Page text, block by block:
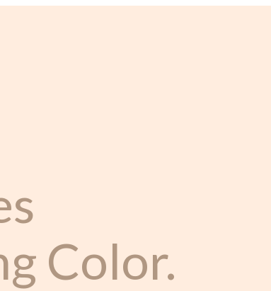
Color.